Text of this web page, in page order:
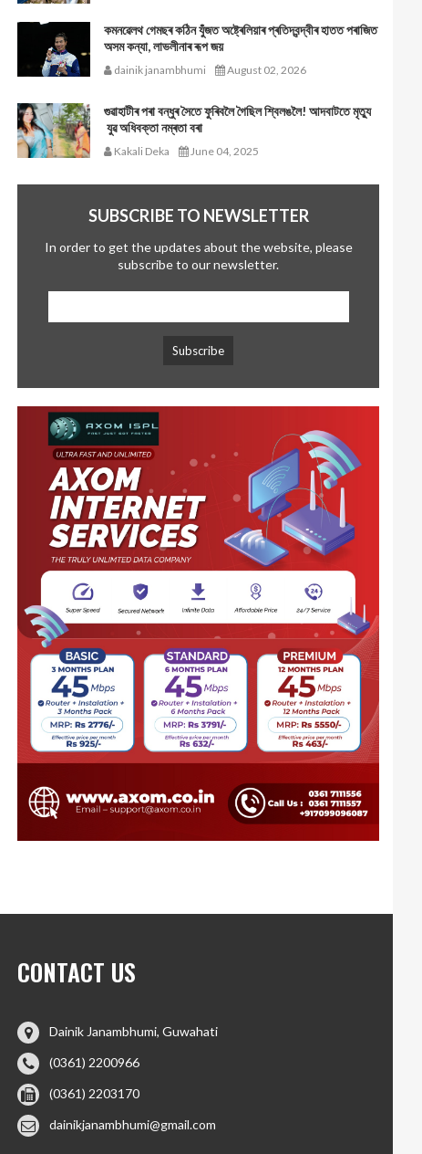
কমনৱেলথ গেমছৰ কঠিন যুঁজত অষ্ট্ৰেলিয়াৰ প্ৰতিদ্বন্দ্বীৰ হাতত পৰাজিত
অসম কন্যা, লাভলীনাৰ ৰূপ জয়
dainik janambhumi August 02, 2026
গুৱাহাটীৰ পৰা বন্ধুৰ সৈতে ফুৰিবলৈ গৈছিল শ্বিলঙলৈ! আদবাটতে মৃত্যু
যুৱ অধিবক্তা নম্ৰতা বৰা
Kakali Deka June 04, 2025
SUBSCRIBE TO NEWSLETTER
In order to get the updates about the website, please
subscribe to our newsletter.
CONTACT US
Dainik Janambhumi, Guwahati
(0361) 2200966
(0361) 2203170
dainikjanambhumi@gmail.com